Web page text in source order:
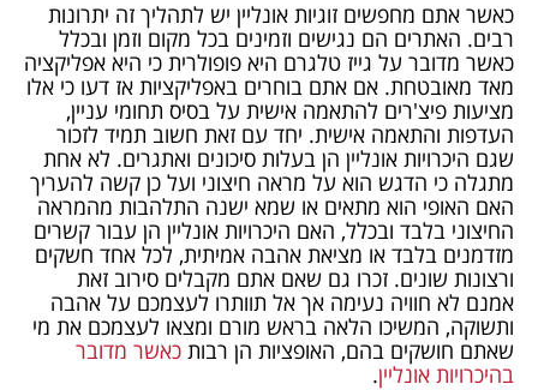
כאשר אתם מחפשים זוגיות אונליין יש לתהליך זה יתרונות
רבים. האתרים הם נגישים וזמינים בכל מקום וזמן ובכלל
כאשר מדובר על גייז טלגרם היא פופולרית כי היא אפליקציה
מאד מאובטחת. אם אתם בוחרים באפליקציות אז דעו כי אלו
מציעות פיצ'רים להתאמה אישית על בסיס תחומי עניין,
העדפות והתאמה אישית. יחד עם זאת חשוב תמיד לזכור
שגם היכרויות אונליין הן בעלות סיכונים ואתגרים. לא אחת
מתגלה כי הדגש הוא על מראה חיצוני ועל כן קשה להעריך
האם האופי הוא מתאים או שמא ישנה התלהבות מהמראה
החיצוני בלבד ובכלל, האם היכרויות אונליין הן עבור קשרים
מזדמנים בלבד או מציאת אהבה אמיתית, לכל אחד חשקים
ורצונות שונים. זכרו גם שאם אתם מקבלים סירוב זאת
אמנם לא חוויה נעימה אך אל תוותרו לעצמכם על אהבה
ותשוקה, המשיכו הלאה בראש מורם ומצאו לעצמכם את מי
שאתם חושקים בהם, האופציות הן רבות כאשר מדובר
בהיכרויות אונליין.